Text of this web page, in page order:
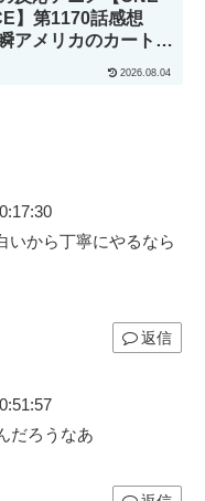
】第1170話感想
瞬アメリカのカートゥ
も見てるのかと思っ
2026.08.04
いから丁寧にやるなら
返信
だろうなあ